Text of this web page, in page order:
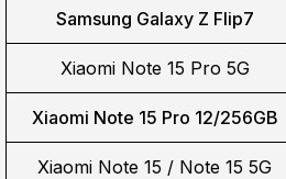
Samsung Galaxy Z Flip7
Xiaomi Note 15 Pro 5G
Xiaomi Note 15 Pro 12/256GB
Xiaomi Note 15 / Note 15 5G